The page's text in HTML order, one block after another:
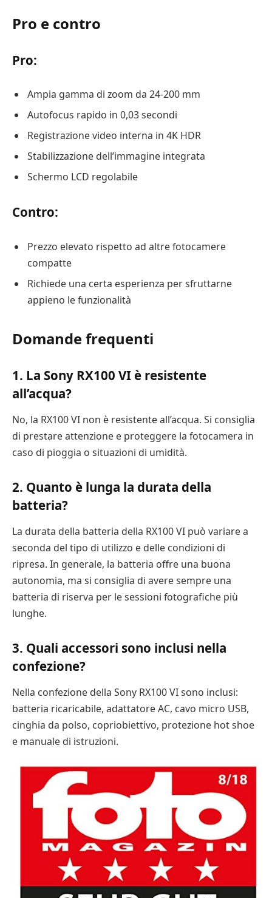
Pro e contro
Pro:
Ampia gamma di zoom da 24-200 mm
Autofocus rapido in 0,03 secondi
Registrazione video interna in 4K HDR
Stabilizzazione dell’immagine integrata
Schermo LCD regolabile
Contro:
Prezzo elevato rispetto ad altre fotocamere
compatte
Richiede una certa esperienza per sfruttarne
appieno le funzionalità
Domande frequenti
1. La Sony RX100 VI è resistente
all’acqua?
No, la RX100 VI non è resistente all’acqua. Si consiglia
di prestare attenzione e proteggere la fotocamera in
caso di pioggia o situazioni di umidità.
2. Quanto è lunga la durata della
batteria?
La durata della batteria della RX100 VI può variare a
seconda del tipo di utilizzo e delle condizioni di
ripresa. In generale, la batteria offre una buona
autonomia, ma si consiglia di avere sempre una
batteria di riserva per le sessioni fotografiche più
lunghe.
3. Quali accessori sono inclusi nella
confezione?
Nella confezione della Sony RX100 VI sono inclusi:
batteria ricaricabile, adattatore AC, cavo micro USB,
cinghia da polso, copriobiettivo, protezione hot shoe
e manuale di istruzioni.